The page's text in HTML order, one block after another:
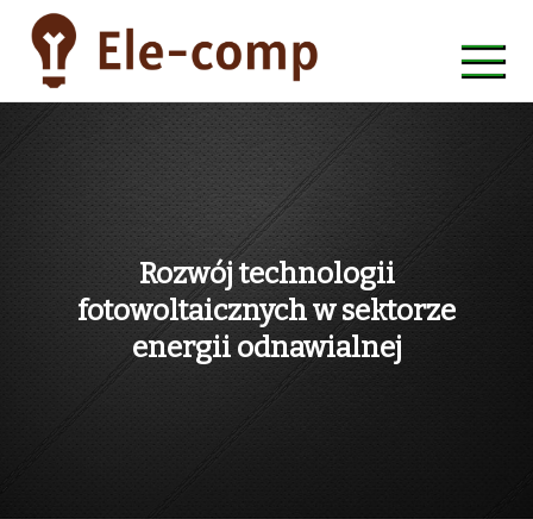
content
ele-comp
Rozwój technologii
fotowoltaicznych w sektorze
energii odnawialnej